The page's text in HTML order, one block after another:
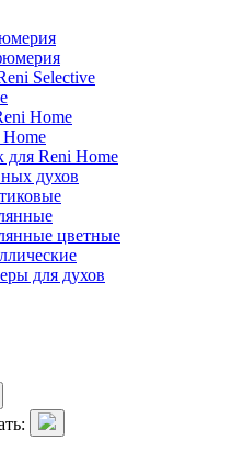
Selective
Home
Reni Home
духов
цветные
для духов